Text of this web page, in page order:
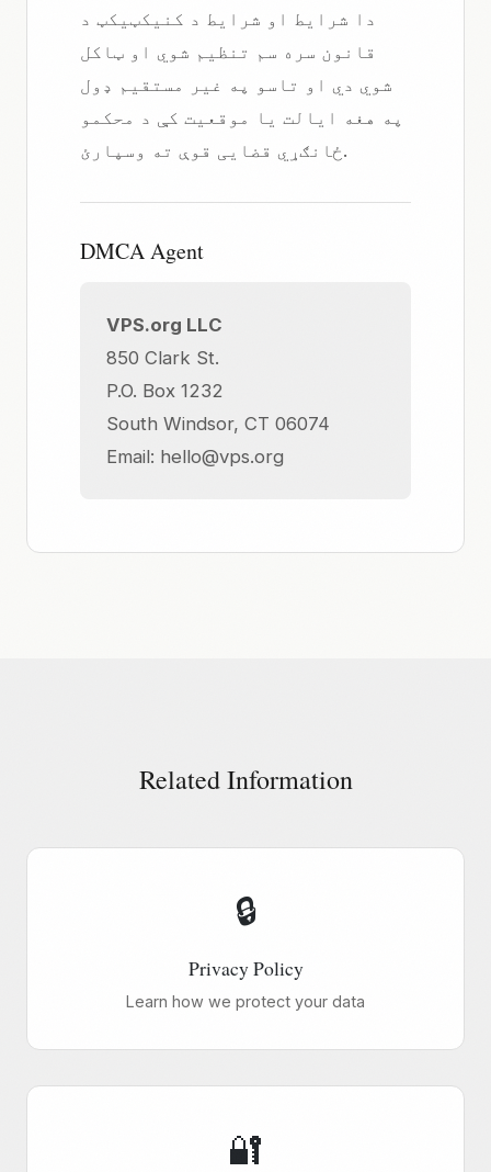
دا شرایط او شرایط د کنیکټیکټ د
قانون سره سم تنظیم شوي او ټاکل
شوي دي او تاسو په غیر مستقیم ډول
په هغه ایالت یا موقعیت کې د محکمو
ځانګړي قضایی قوې ته وسپارئ.
DMCA Agent
VPS.org LLC
850 Clark St.
P.O. Box 1232
South Windsor, CT 06074
Email: hello@vps.org
Related Information
🔒
Privacy Policy
Learn how we protect your data
🔐